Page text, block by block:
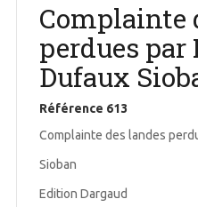
Complainte
perdues
Dufaux
Référence 613
Complainte des landes
Sioban
Edition Dargaud